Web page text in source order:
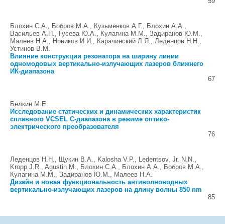
Блохин С.А., Бобров М.А., Кузьменков А.Г., Блохин А.А.,
Васильев А.П., Гусева Ю.А., Кулагина М.М., Задиранов Ю.М.,
Малеев Н.А., Новиков И.И., Карачинский Л.Я., Леденцов Н.Н.,
Устинов В.М.
Влияние конструкции резонатора на ширину линии
одномодовых вертикально-излучающих лазеров ближнего
ИК-диапазона
67
Белкин М.Е.
Исследование статических и динамических характеристик
сплавного VCSEL C-диапазона в режиме оптико-
электрического преобразователя
76
Леденцов Н.Н., Щукин В.А., Kalosha V.P., Ledentsov, Jr. N.N.,
Kropp J.R., Agustin M., Блохин С.А., Блохин А.А., Бобров М.А.,
Кулагина М.М., Задиранов Ю.М., Малеев Н.А.
Дизайн и новая функциональность антиволноводных
вертикально-излучающих лазеров на длину волны 850 nm
85